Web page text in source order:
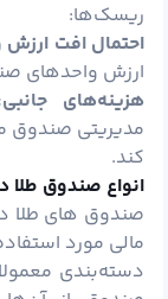
ریسک‌ها:
احتمال افت ارزش
ارزش واحدهای
هزینه‌های
مدیریتی صندوق
کند.
انواع صندوق طلا
صندوق‌ های طلا در
مالی مورد
دسته‌بندی